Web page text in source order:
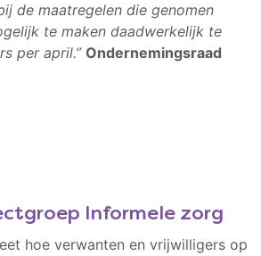
de maatregelen die genomen
te maken daadwerkelijk te
per april.” Ondernemingsraad
Informele zorg
hoe verwanten en vrijwilligers op